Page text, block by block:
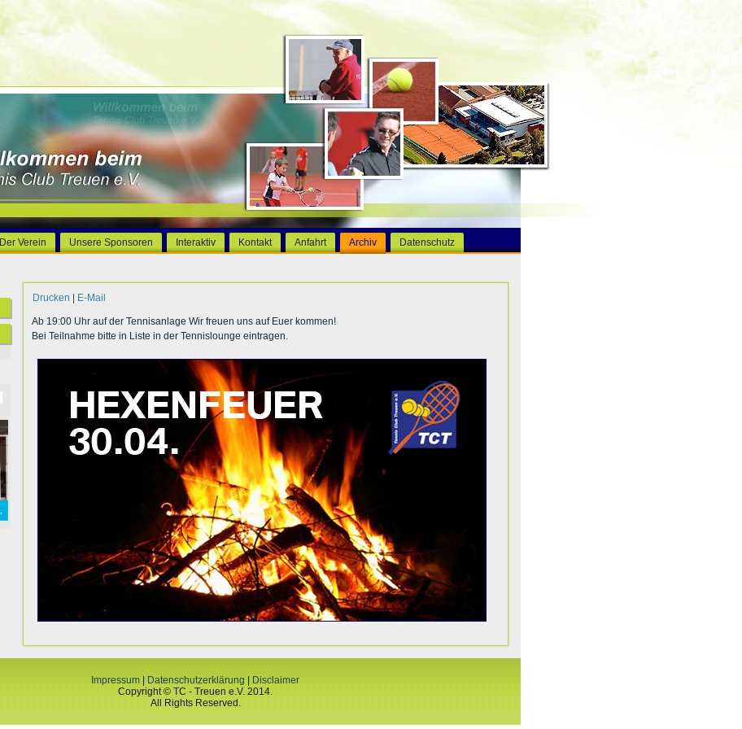
Der Verein Unsere Sponsoren Interaktiv Kontakt Anfahrt Archiv Datenschutz
Drucken E-Mail
Ab 19:00 Uhr auf der Tennisanlage Wir freuen uns auf Euer kommen!
Bei Teilnahme bitte in Liste in der Tennislounge eintragen.
Impressum Datenschutzerklärung
Disclaimer
Copyright © TC - Treuen e.V. 2014.
All Rights Reserved.